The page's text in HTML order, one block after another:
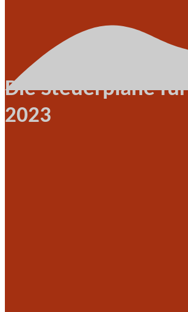
Die Steuerpläne für
2023